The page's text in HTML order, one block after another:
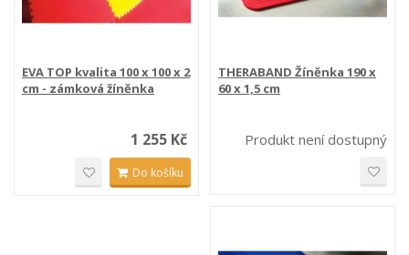
EVA TOP kvalita 100 x 100 x 2
cm - zámková žíněnka
1 255 Kč
Do košíku
THERABAND Žíněnka 190 x
60 x 1,5 cm
Produkt není dostupný